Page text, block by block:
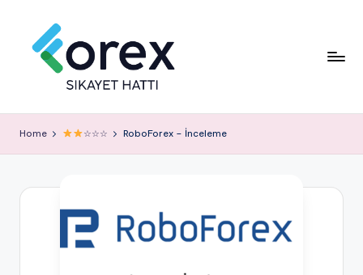
Home ☆☆☆ RoboForex – İnceleme